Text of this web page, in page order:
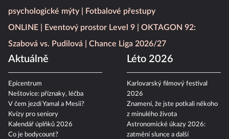
psychologické mýty
Fotbalové přestupy
ONLINE
Eventový prostor Level 9
OKTAGON 92:
Szabová vs. Pudilová
Chance Liga 2026/27
Aktuálně
Epicentrum
Neštovice: příznaky, léčba
V čem jezdí Yamal a Mesii?
Kvízy pro seniory
Kalendář úplňků 2026
Co je bodycount?
Léto 2026
Karlovarský filmový festival
2026
Znamení, že jste potkali někoho
z minulého života
Astronomické úkazy 2026:
zatmění slunce a další